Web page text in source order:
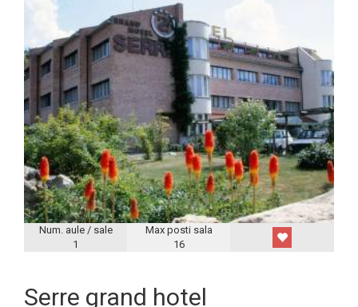
Num. aule / sale
1
Max posti sala
16
Serre grand hotel